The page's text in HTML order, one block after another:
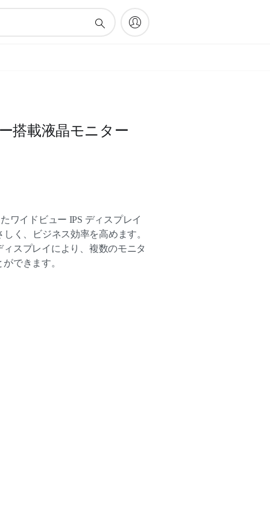
搭載液晶モニター
ワイドビュー IPS ディスプレイ
く、ビジネス効率を高めます。
スプレイにより、複数のモニタ
できます。